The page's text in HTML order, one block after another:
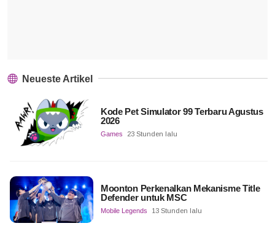
Neueste Artikel
Kode Pet Simulator 99 Terbaru Agustus
2026
Games 23 Stunden lalu
Moonton Perkenalkan Mekanisme Title
Defender untuk MSC
Mobile Legends 13 Stunden lalu